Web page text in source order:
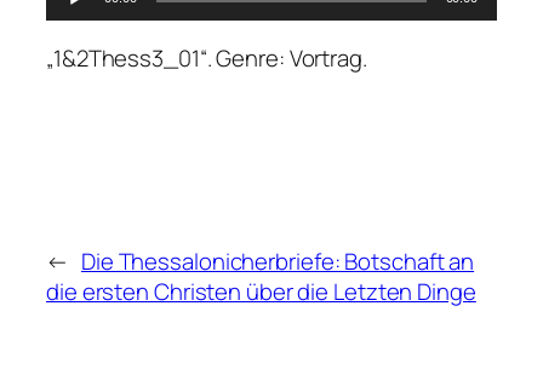
Player
„1&2Thess3_01“. Genre: Vortrag.
← Die Thessalonicherbriefe: Botschaft an
die ersten Christen über die Letzten Dinge